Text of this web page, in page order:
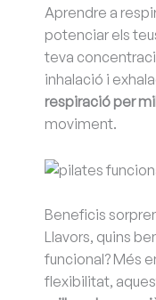
Aprendre a
potenciar els
teva
inhalació i
respiració per
moviment.
Beneficis
Llavors, quins
funcional? Més
flexibilitat,